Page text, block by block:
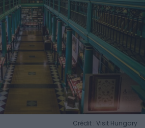
Crédit : Visit Hungary